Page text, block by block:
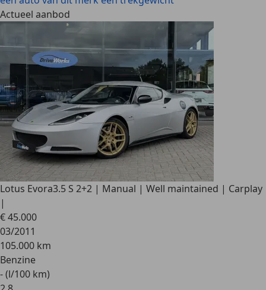
Actueel aanbod
Lotus Evora3.5 S 2+2 | Manual | Well maintained | Carplay
|
€ 45.000
03/2011
105.000 km
Benzine
- (l/100 km)